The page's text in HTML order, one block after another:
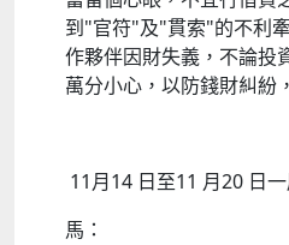
到"官符"及"貫索"的不利
作夥伴因財失義，不論投
萬分小心，以防錢財糾紛
11月14 日至11 月20 日
馬：